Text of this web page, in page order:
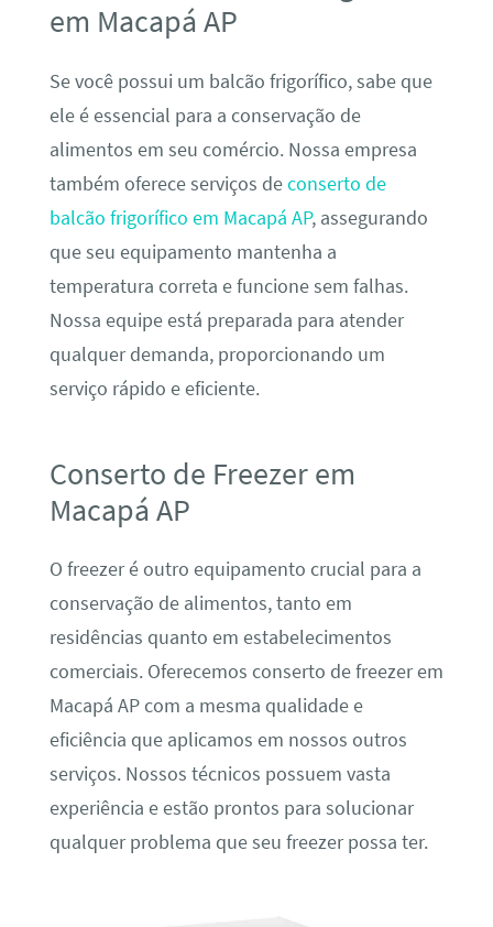
em Macapá AP
Se você possui um balcão frigorífico, sabe que
ele é essencial para a conservação de
alimentos em seu comércio. Nossa empresa
também oferece serviços deconserto de
balcão frigorífico em Macapá AP, assegurando
que seu equipamento mantenha a
temperatura correta e funcione sem falhas.
Nossa equipe está preparada para atender
qualquer demanda, proporcionando um
serviço rápido e eficiente.
Conserto de Freezer em
Macapá AP
O freezer é outro equipamento crucial para a
conservação de alimentos, tanto em
residências quanto em estabelecimentos
comerciais. Oferecemos conserto de freezer em
Macapá AP com a mesma qualidade e
eficiência que aplicamos em nossos outros
serviços. Nossos técnicos possuem vasta
experiência e estão prontos para solucionar
qualquer problema que seu freezer possa ter.